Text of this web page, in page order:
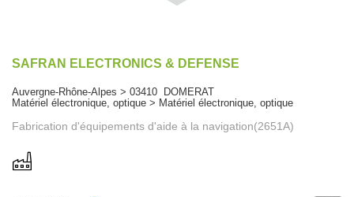
SAFRAN ELECTRONICS & DEFENSE
Auvergne-Rhône-Alpes > 03410 DOMERAT
Matériel électronique, optique > Matériel électronique, optique
Fabrication d'équipements d'aide à la navigation(2651A)